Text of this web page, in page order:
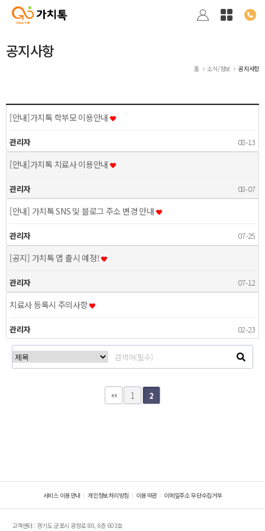
공지사항
홈 소식/정보 공지사항
[안내]가치톡 학부모 이용안내
관리자 08-13
[안내]가치톡 치료사 이용안내
관리자 08-07
[안내] 가치톡 SNS 및 블로그 주소 변경 안내
관리자 07-25
[공지] 가치톡 앱 출시 예정!
관리자 07-12
치료사 등록시 주의사항
관리자 02-23
1 2
서비스 이용안내 개인정보처리방침 이용약관 이메일주소 무단수집거부
고객센터 : 경기도 군포시 광정로 80, 6층 603호